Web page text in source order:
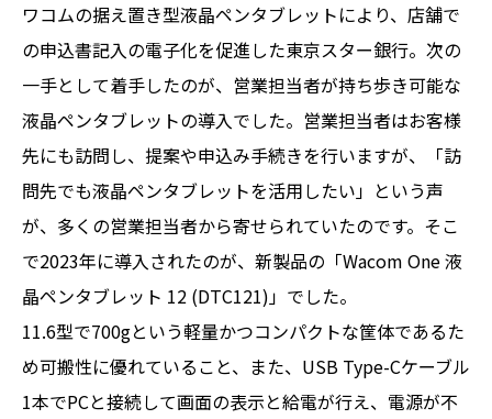
ワコムの据え置き型液晶ペンタブレットにより、店舗で
の申込書記入の電子化を促進した東京スター銀行。次の
一手として着手したのが、営業担当者が持ち歩き可能な
液晶ペンタブレットの導入でした。営業担当者はお客様
先にも訪問し、提案や申込み手続きを行いますが、「訪
問先でも液晶ペンタブレットを活用したい」という声
が、多くの営業担当者から寄せられていたのです。そこ
で2023年に導入されたのが、新製品の「Wacom One 液
晶ペンタブレット 12 (DTC121)」でした。
11.6型で700gという軽量かつコンパクトな筐体であるた
め可搬性に優れていること、また、USB Type-Cケーブル
1本でPCと接続して画面の表示と給電が行え、電源が不